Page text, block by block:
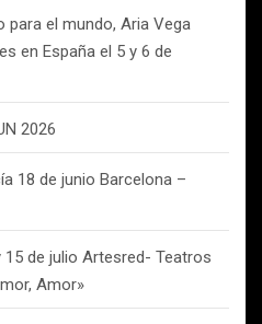
para el mundo, Aria Vega
en España el 5 y 6 de
2026
18 de junio Barcelona –
de julio Artesred- Teatros
Amor»